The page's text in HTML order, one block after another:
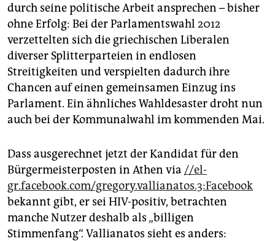
durch seine politische Arbeit ansprechen – bisher
ohne Erfolg: Bei der Parlamentswahl 2012
verzettelten sich die griechischen Liberalen
diverser Splitterparteien in endlosen
Streitigkeiten und verspielten dadurch ihre
Chancen auf einen gemeinsamen Einzug ins
Parlament. Ein ähnliches Wahldesaster droht nun
auch bei der Kommunalwahl im kommenden Mai.
Dass ausgerechnet jetzt der Kandidat für den
Bürgermeisterposten in Athen via //el-
gr.facebook.com/gregory.vallianatos.3:Facebook
bekannt gibt, er sei HIV-positiv, betrachten
manche Nutzer deshalb als „billigen
Stimmenfang“. Vallianatos sieht es anders: